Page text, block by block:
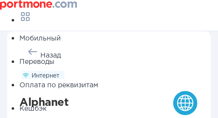
Мобильный
Переводы
Оплата по реквизитам
Кешбэк
Назад
Интернет
Alphanet